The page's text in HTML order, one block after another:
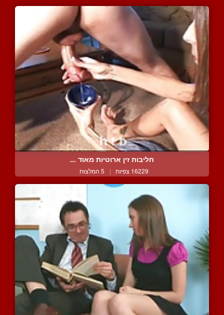
חליבות זין ארוטיות מאוד ...
16229 צפיות | 5 המלצות